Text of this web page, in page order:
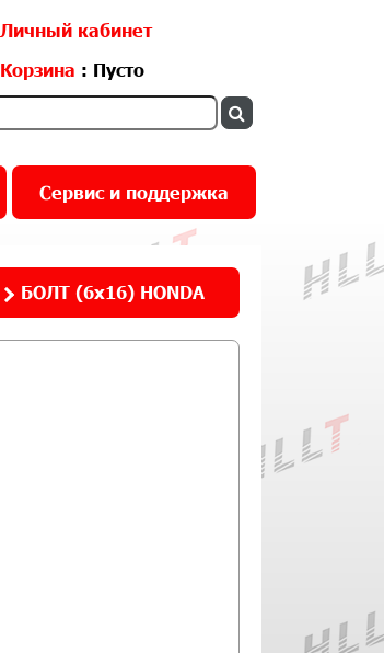
Личный кабинет
Корзина : Пусто
Сервис и поддержка
БОЛТ (6х16) HONDA